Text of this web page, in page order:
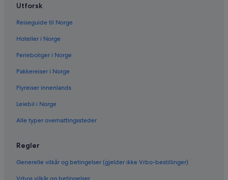
Bilutleie i Paris
Bilutleie i Cancun
Bilutleie i Miami
Bilutleie i Los Angeles
Bilutleie i Roma
Bilutleie i Punta Cana
Bilutleie i Riviera Maya
Bilutleie i San Francisco
Bilutleie i San Diego County
Utforsk
Reiseguide til Norge
Hoteller i Norge
Ferieboliger i Norge
Pakkereiser i Norge
Flyreiser innenlands
Leiebil i Norge
Alle typer overnattingssteder
Regler
Generelle vilkår og betingelser (gjelder ikke Vrbo-bestillinger)
Vrbos vilkår og betingelser